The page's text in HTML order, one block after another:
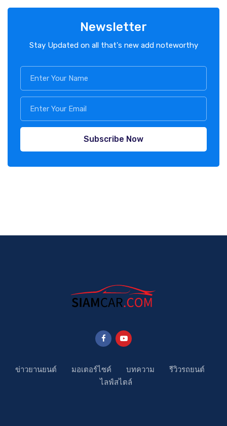
Newsletter
Stay Updated on all that's new add noteworthy
Subscribe Now
ข่าวยานยนต์ มอเตอร์ไซค์ บทความ
รีวิวรถยนต์
ไลฟ์สไตล์